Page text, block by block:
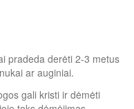
pradeda derėti 2-3 metus
ar auginiai.
gali kristi ir dėmėti